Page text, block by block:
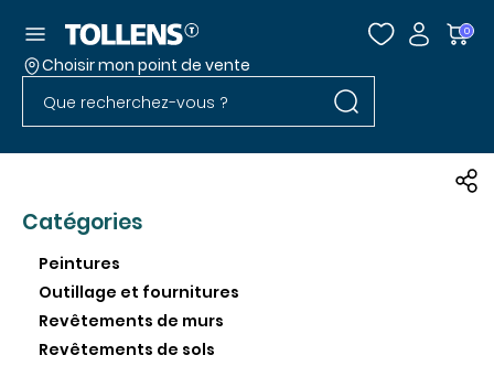
0
Passer la liste des magasins et aller au pied
Choisir mon point de vente
Rechercher dans le site Rechercher
Accéder au menu
Catégories
Peintures
Outillage et fournitures
Revêtements de murs
Revêtements de sols